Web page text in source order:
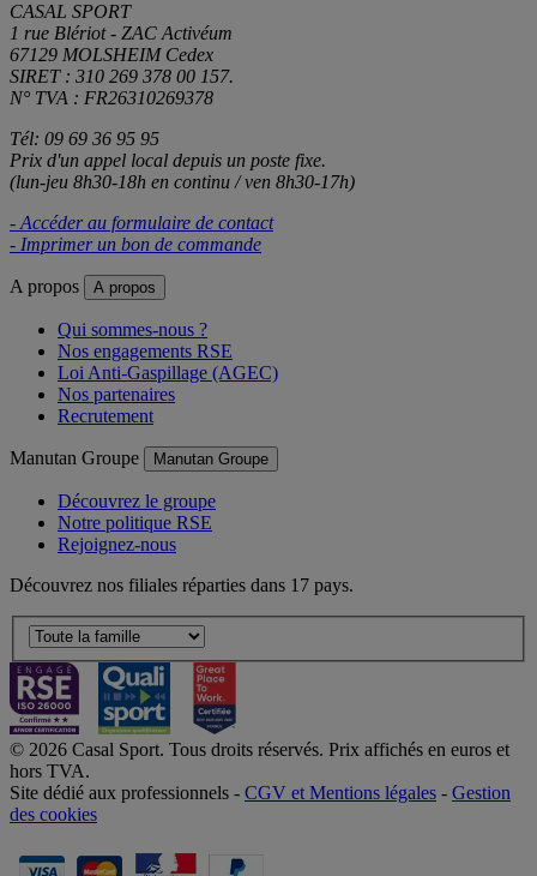
CASAL SPORT
1 rue Blériot - ZAC Activéum
67129 MOLSHEIM Cedex
SIRET : 310 269 378 00 157.
N° TVA : FR26310269378
Tél: 09 69 36 95 95
Prix d'un appel local depuis un poste fixe.
(lun-jeu 8h30-18h en continu / ven 8h30-17h)
- Accéder au formulaire de contact
- Imprimer un bon de commande
A propos A propos
Qui sommes-nous ?
Nos engagements RSE
Loi Anti-Gaspillage (AGEC)
Nos partenaires
Recrutement
Manutan Groupe Manutan Groupe
Découvrez le groupe
Notre politique RSE
Rejoignez-nous
Découvrez nos filiales réparties dans 17 pays.
© 2026 Casal Sport. Tous droits réservés. Prix affichés en euros et
hors TVA.
Site dédié aux professionnels - CGV et Mentions légales - Gestion
des cookies